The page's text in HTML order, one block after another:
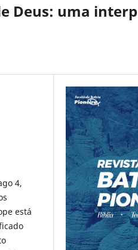
Deus: uma
4,
está